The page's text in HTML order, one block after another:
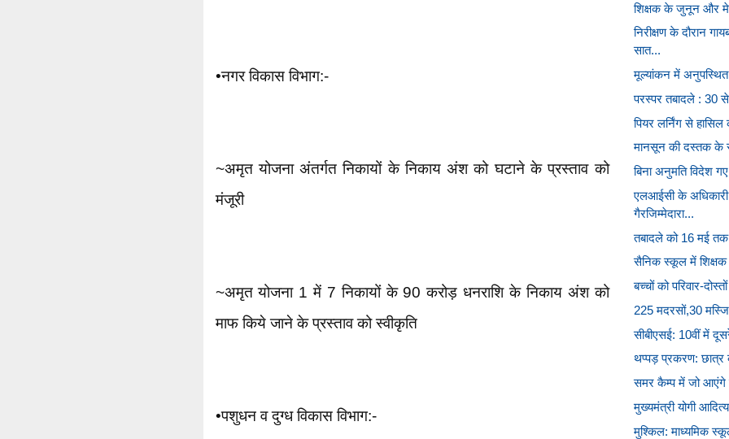
•नगर विकास विभाग:-
~अमृत योजना अंतर्गत निकायों के निकाय अंश को घटाने के प्रस्ताव को
मंजूरी
~अमृत योजना 1 में 7 निकायों के 90 करोड़ धनराशि के निकाय अंश को
माफ किये जाने के प्रस्ताव को स्वीकृति
•पशुधन व दुग्ध विकास विभाग:-
शिक्षक के जुनून और
निरीक्षण के दौरान
सात...
मूल्यांकन में अनुपस्थित
परस्पर तबादले : 30
पियर लर्निंग से
मानसून की दस्तक के
बिना अनुमति विदेश गए
एलआईसी के
गैरजिम्मेदारा...
तबादले को 16 मई तक
सैनिक स्कूल में
बच्चों को परिवार-
225 मदरसों,30
सीबीएसई: 10वीं में
थप्पड़ प्रकरण: छात्र
समर कैम्प में जो आएंगे
मुख्यमंत्री योगी
मुश्किल: माध्यमिक